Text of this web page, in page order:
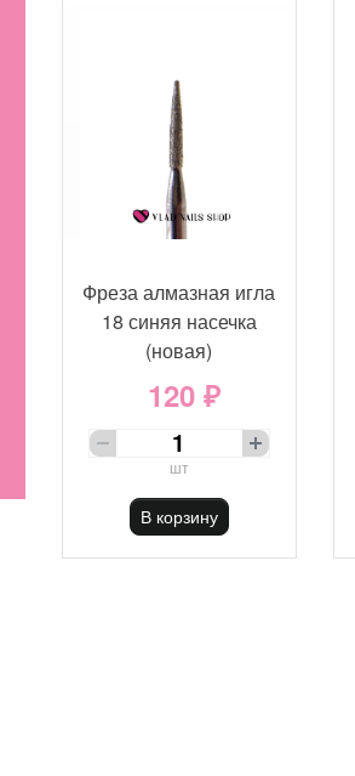
Фреза алмазная игла
18 синяя насечка
(новая)
120 ₽
шт
В корзину